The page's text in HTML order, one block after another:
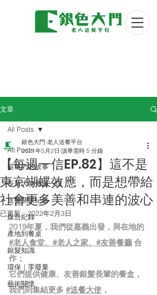
文章
All Posts
長輩們的故事
長輩大使每週一信
送餐關懷紀錄
媒合紀錄
產地到餐桌
銀髮知識
環保｜零廢棄
藝術關懷
All Posts
【每週一信EP.82】這不是
東京蝴蝶效應，而是想帶給
社會更多美善和串連的波心
銀色大門-老人送餐平台
2021年5月2日 讀畢需時 5 分鐘
已更新：2022年2月3日
2019年夏，我們從嘉義出發，與在地的
#老人食堂、 #老人之家、 #友善餐廳 合
作；
它們提供健康、友善銀髮長輩的餐盒，
我們則集結更多 #送餐大使 ，